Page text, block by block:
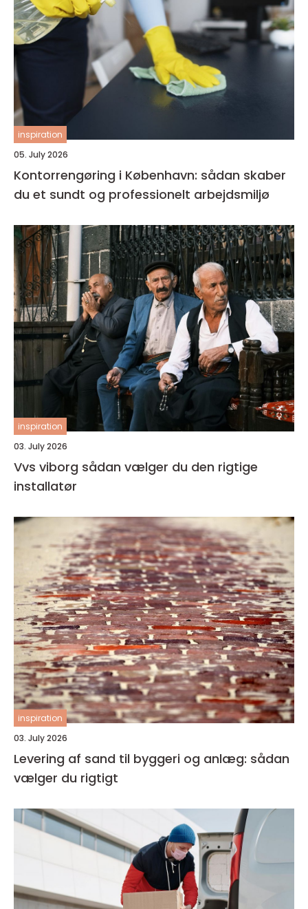
inspiration
05. July 2026
Kontorrengøring i København: sådan skaber
du et sundt og professionelt arbejdsmiljø
inspiration
03. July 2026
Vvs viborg sådan vælger du den rigtige
installatør
inspiration
03. July 2026
Levering af sand til byggeri og anlæg: sådan
vælger du rigtigt